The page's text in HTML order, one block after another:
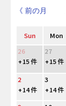
《 前の月
Sun Mon
26
27
+15 件
+15 件
2
3
+14 件
+14 件